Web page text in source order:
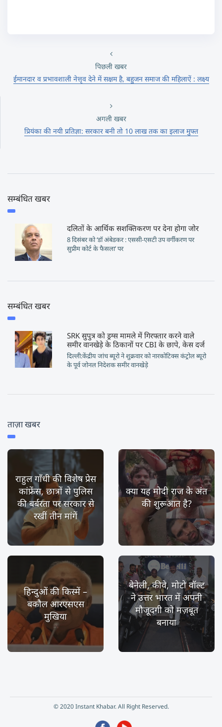
पिछली खबर
ईमानदार व प्रभावशाली नेत्तृव देने में सक्षम है, बहुजन समाज की महिलाऐं : लक्ष्य
अगली खबर
प्रियंका की नयी प्रतिज्ञा: सरकार बनी तो 10 लाख तक का इलाज मुफ्त
सम्बंधित खबर
दलितों के आर्थिक सशक्तिकरण पर देना होगा जोर
8 दिसंबर को ‘डॉ अंबेडकर : एससी-एसटी उप वर्गीकरण पर
सुप्रीम कोर्ट के फैसला’ पर
सम्बंधित खबर
SRK सुपुत्र को ड्रग्स मामले में गिरफ्तार करने वाले
समीर वानखेड़े के ठिकानों पर CBI के छापे, केस दर्ज
दिल्ली:केंद्रीय जांच ब्यूरो ने शुक्रवार को नारकोटिक्स कंट्रोल ब्यूरो
के पूर्व जोनल निदेशक समीर वानखेड़े
ताज़ा खबर
राहुल गाँधी की विशेष प्रेस
कांफ्रेंस, छात्रों से पुलिस
की बर्बरता पर सरकार से
रखीं तीन मांगें
क्या यह मोदी राज के अंत
की शुरूआत है?
हिन्दुओं की किस्में –
बकौल आरएसएस
मुखिया
बेनेली, कीवे, मोटो वॉल्ट
ने उत्तर भारत में अपनी
मौजूदगी को मज़बूत
बनाया
© 2020 Instant Khabar. All Right Reserved.